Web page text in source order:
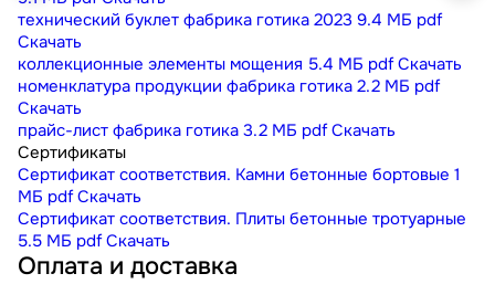
технический буклет фабрика готика 2023 9.4 МБ pdf
Скачать
коллекционные элементы мощения 5.4 МБ pdf Скачать
номенклатура продукции фабрика готика 2.2 МБ pdf
Скачать
прайс-лист фабрика готика 3.2 МБ pdf Скачать
Сертификаты
Сертификат соответствия. Камни бетонные бортовые 1
МБ pdf Скачать
Сертификат соответствия. Плиты бетонные тротуарные
5.5 МБ pdf Скачать
Оплата и доставка